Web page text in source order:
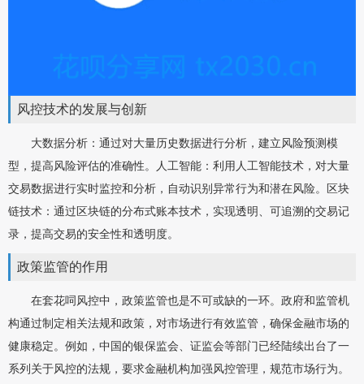
风控技术的发展与创新
大数据分析：通过对大量历史数据进行分析，建立风险预测模
型，提高风险评估的准确性。人工智能：利用人工智能技术，对大量
交易数据进行实时监控和分析，自动识别异常行为和潜在风险。区块
链技术：通过区块链的分布式账本技术，实现透明、可追溯的交易记
录，提高交易的安全性和透明度。
政策监管的作用
在套花呞风控中，政策监管也是不可或缺的一环。政府和监管机
构通过制定相关法规和政策，对市场进行有效监管，确保金融市场的
健康稳定。例如，中国的银保监会、证监会等部门已经陆续出台了一
系列关于风控的法规，要求金融机构加强风控管理，规范市场行为。